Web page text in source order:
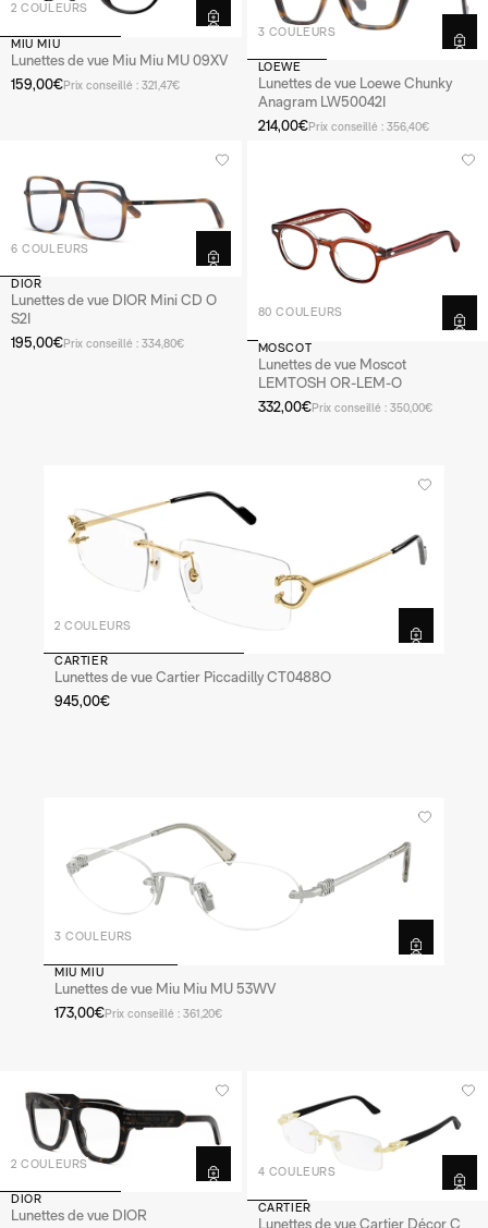
2 COULEURS
MIU MIU
Lunettes de vue Miu Miu MU 09XV
159,00€Prix conseillé : 321,47€
3 COULEURS
LOEWE
Lunettes de vue Loewe Chunky
Anagram LW50042I
214,00€Prix conseillé : 356,40€
6 COULEURS
DIOR
Lunettes de vue DIOR Mini CD O
S2I
195,00€Prix conseillé : 334,80€
80 COULEURS
MOSCOT
Lunettes de vue Moscot
LEMTOSH OR-LEM-O
332,00€Prix conseillé : 350,00€
2 COULEURS
CARTIER
Lunettes de vue Cartier Piccadilly CT0488O
945,00€
3 COULEURS
MIU MIU
Lunettes de vue Miu Miu MU 53WV
173,00€Prix conseillé : 361,20€
2 COULEURS
DIOR
Lunettes de vue DIOR
4 COULEURS
CARTIER
Lunettes de vue Cartier Décor C